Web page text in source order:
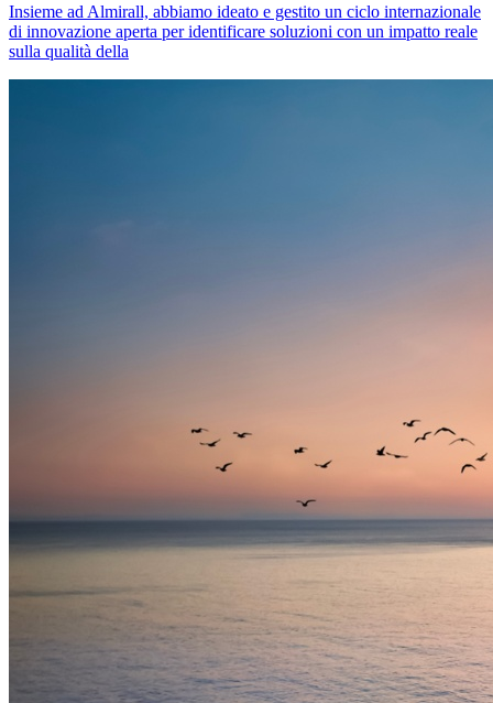
Insieme ad Almirall, abbiamo ideato e gestito un ciclo internazionale
di innovazione aperta per identificare soluzioni con un impatto reale
sulla qualità della